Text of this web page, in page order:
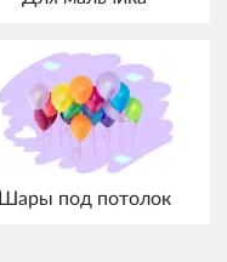
Шары под потолок